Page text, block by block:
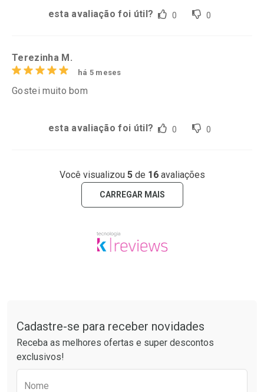
esta avaliação foi útil? 0 0
Terezinha M.
há 5 meses
Gostei muito bom
esta avaliação foi útil? 0 0
Você visualizou 5de 16avaliações
CARREGAR MAIS
Cadastre-se para receber novidades
Receba as melhores ofertas e super descontos
exclusivos!
Nome